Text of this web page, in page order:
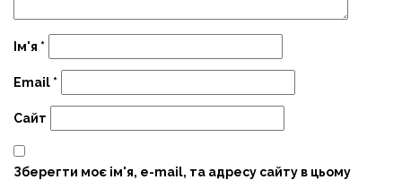
Ім'я *
Email *
Сайт
Зберегти моє ім'я, e-mail, та адресу сайту в цьому